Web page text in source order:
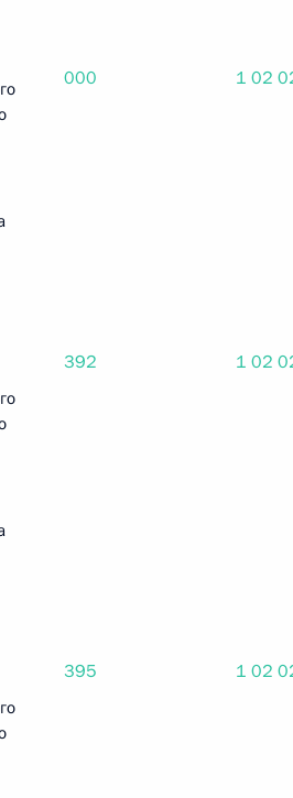
000 1 02
392 1 02
395 1 02